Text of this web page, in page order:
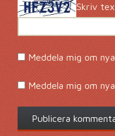
Skriv
Meddela mig om
Meddela mig om